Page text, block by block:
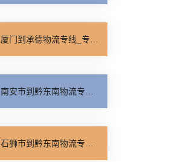
厦门到承德物流专线_专业调车「合理收费」
南安市到黔东南物流专线_直达到站「多少一方」
石狮市到黔东南物流专线_费用多少「全程无虑」